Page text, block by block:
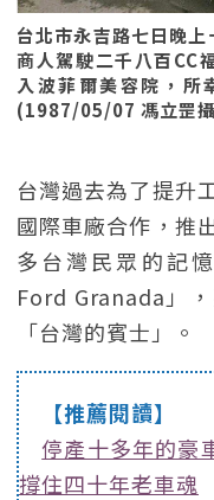
台北市永吉路七日晚
商人駕駛二千八百CC
入波菲爾美容院，所
(1987/05/07 馮立罡
台灣過去為了提升
國際車廠合作，推
多台灣民眾的記
Ford Granada」
「台灣的賓士」。
【推薦閱讀】
停產十多年的豪
撐住四十年老車魂